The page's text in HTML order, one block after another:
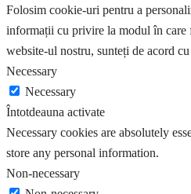
Folosim cookie-uri pentru a
informații cu privire la modul în care
website-ul nostru, sunteți de acord
Necessary
Necessary
Întotdeauna activate
Necessary cookies are absolutely
store any personal information.
Non-necessary